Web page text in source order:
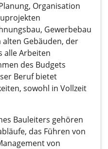
Organisation
Gewerbebau
Gebäuden, der
alle Arbeiten
des Budgets
Beruf bietet
sowohl in Vollzeit
Bauleiters gehören
das Führen von
von